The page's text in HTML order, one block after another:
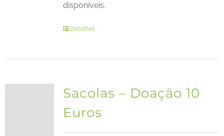
disponíveis.
Detalhes
Sacolas – Doação 10
Euros